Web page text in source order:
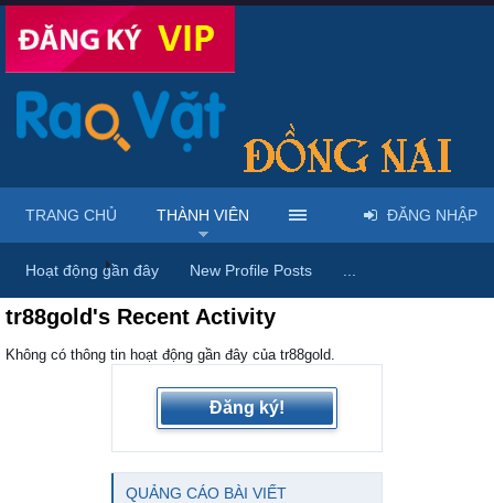
Trang chủ Thành viên
tr88gold's Recent Activity
Không có thông tin hoạt động gần đây của tr88gold.
Đăng ký!
QUẢNG CÁO BÀI VIẾT
TRANG CHỦ THÀNH VIÊN
Hoạt động gần đây New Profile Posts
ĐĂNG NHẬP